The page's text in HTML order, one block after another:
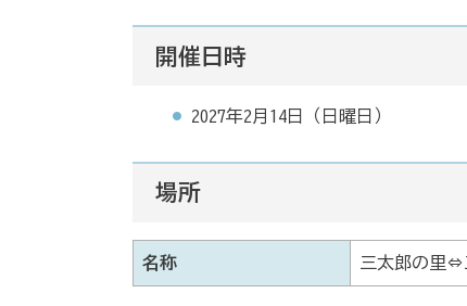
開催日時
2027年2月14日（日曜日）
場所
名称 三太郎の里⇔